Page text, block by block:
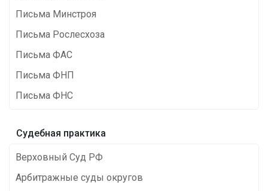
Письма Минстроя
Письма Рослесхоза
Письма ФАС
Письма ФНП
Письма ФНС
Cудебная практика
Верховный Суд РФ
Арбитражные суды округов